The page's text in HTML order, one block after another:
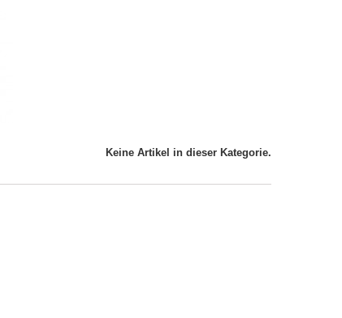
Keine Artikel in dieser Kategorie.